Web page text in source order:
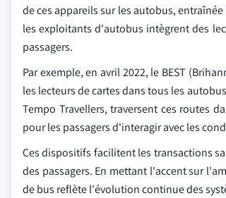
de ces appareils sur les autobus,
les exploitants d'autobus intègrent des
passagers.
Par exemple, en avril 2022, le BEST
les lecteurs de cartes dans tous les
Tempo Travellers, traversent ces routes
pour les passagers d'interagir avec les
Ces dispositifs facilitent les transactions
des passagers. En mettant l'accent sur
de bus reflète l'évolution continue des